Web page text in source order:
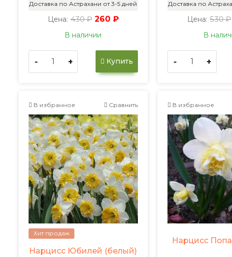
Доставка по Астрахани от 3-5 дней
Цена: 430 ₽ 260 ₽
В наличии
- + Купить
Доставка по
Цена: 530 ₽
В
- +
В избранное Сравнить
Хит продаж
Нарцисс Юбилей (белый)
В избранное
Нарцисс